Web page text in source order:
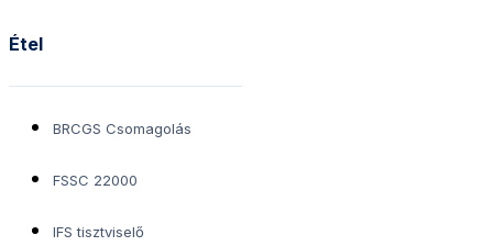
Étel
BRCGS Csomagolás
FSSC 22000
IFS tisztviselő